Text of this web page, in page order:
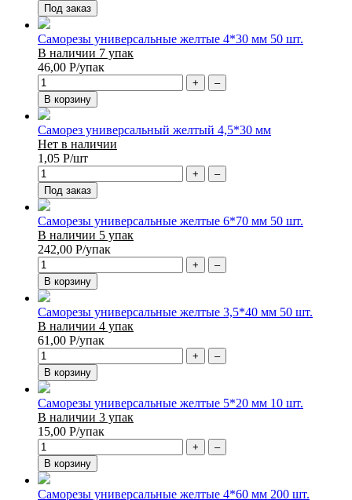
Под заказ
Саморезы универсальные желтые 4*30 мм 50 шт.
В наличии 7 упак
46,00 Р/упак
+
–
В корзину
Саморез универсальный желтый 4,5*30 мм
Нет в наличии
1,05 Р/шт
+
–
Под заказ
Саморезы универсальные желтые 6*70 мм 50 шт.
В наличии 5 упак
242,00 Р/упак
+
–
В корзину
Саморезы универсальные желтые 3,5*40 мм 50 шт.
В наличии 4 упак
61,00 Р/упак
+
–
В корзину
Саморезы универсальные желтые 5*20 мм 10 шт.
В наличии 3 упак
15,00 Р/упак
+
–
В корзину
Саморезы универсальные желтые 4*60 мм 200 шт.